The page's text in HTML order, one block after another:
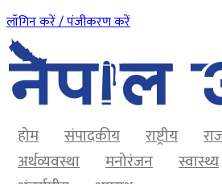
लॉगिन करें / पंजीकरण करें
होम संपादकीय राष्ट्रीय
अर्थव्यवस्था
मनोरंजन स्वास्थ्य